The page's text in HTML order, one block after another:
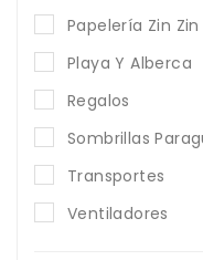
Papelería Zin
Playa Y Alberca
Regalos
Sombrillas
Transportes
Ventiladores